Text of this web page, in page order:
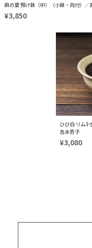
麻の葉 預け鉢（中）（小鉢・向付）／
¥3,850
ひび白 リム3
吉永哲子
¥3,080